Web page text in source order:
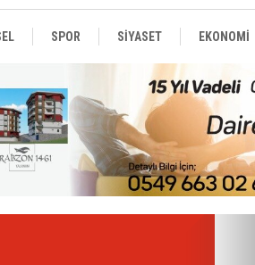
SPOR SİYASET EKONOMİ
MAGAZİN BİLİM - TEKNOLOJİ